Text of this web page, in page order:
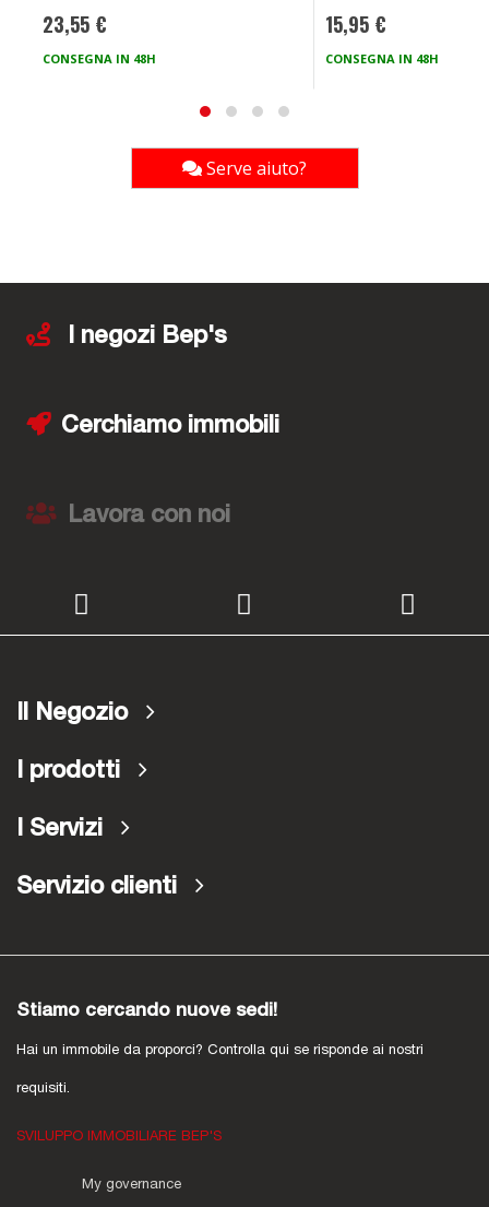
23,55 €
CONSEGNA IN 48H
15,95 €
CONSEGNA IN 48H
Serve aiuto?
I negozi Bep's
Cerchiamo immobili
Lavora con noi
Il Negozio
I prodotti
I Servizi
Servizio clienti
Stiamo cercando nuove sedi!
Hai un immobile da proporci? Controlla qui se risponde ai nostri
requisiti.
SVILUPPO IMMOBILIARE BEP'S
My governance